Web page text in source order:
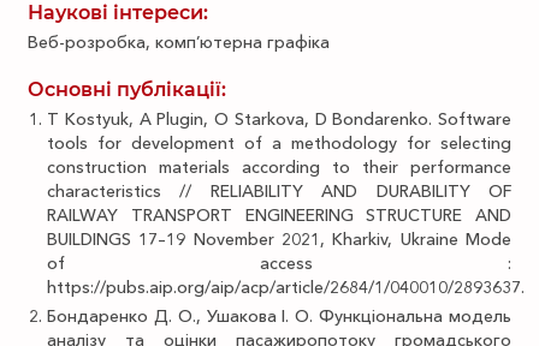
Наукові інтереси:
Веб-розробка, комп’ютерна графіка
Основні публікації:
T Kostyuk, A Plugin, O Starkova, D Bondarenko. Software
tools for development of a methodology for selecting
construction materials according to their performance
characteristics // RELIABILITY AND DURABILITY OF
RAILWAY TRANSPORT ENGINEERING STRUCTURE AND
BUILDINGS 17–19 November 2021, Kharkiv, Ukraine Mode
of access :
https://pubs.aip.org/aip/acp/article/2684/1/040010/2893637.
Бондаренко Д. О., Ушакова І. О. Функціональна модель
аналізу та оцінки пасажиропотоку громадського